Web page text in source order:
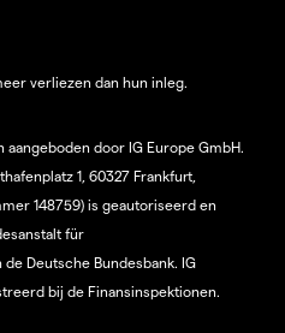
verliezen dan hun inleg.
door IG Europe GmbH.
1, 60327 Frankfurt,
148759) is geautoriseerd en
für
Deutsche Bundesbank. IG
bij de Finansinspektionen.